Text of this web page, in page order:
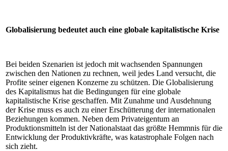
Globalisierung bedeutet auch eine globale kapitalistische Krise
Bei beiden Szenarien ist jedoch mit wachsenden Spannungen
zwischen den Nationen zu rechnen, weil jedes Land versucht, die
Profite seiner eigenen Konzerne zu schützen. Die Globalisierung
des Kapitalismus hat die Bedingungen für eine globale
kapitalistische Krise geschaffen. Mit Zunahme und Ausdehnung
der Krise muss es auch zu einer Erschütterung der internationalen
Beziehungen kommen. Neben dem Privateigentum an
Produktionsmitteln ist der Nationalstaat das größte Hemmnis für die
Entwicklung der Produktivkräfte, was katastrophale Folgen nach
sich zieht.